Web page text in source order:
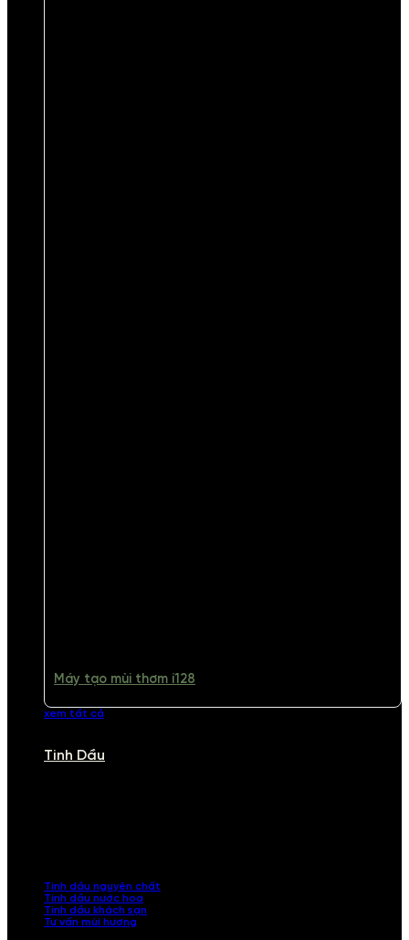
Máy tạo mùi thơm i128
xem tất cả
Tinh Dầu
Tinh dầu nguyên chất
Tinh dầu nước hoa
Tinh dầu khách sạn
Tư vấn mùi hương